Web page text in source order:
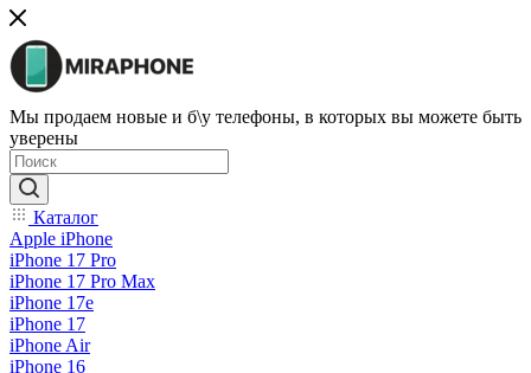
Мы продаем новые и б\у телефоны, в которых вы можете быть
уверены
Каталог
Apple iPhone
iPhone 17 Pro
iPhone 17 Pro Max
iPhone 17e
iPhone 17
iPhone Air
iPhone 16